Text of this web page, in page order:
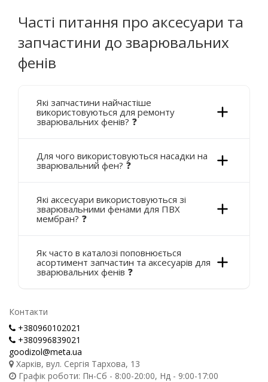
Часті питання про аксесуари та
запчастини до зварювальних
фенів
Які запчастини найчастіше
використовуються для ремонту
зварювальних фенів? ❓
Для чого використовуються насадки на
зварювальний фен? ❓
Які аксесуари використовуються зі
зварювальними фенами для ПВХ
мембран? ❓
Як часто в каталозі поповнюється
асортимент запчастин та аксесуарів для
зварювальних фенів ❓
Контакти
+380960102021
+380996839021
goodizol@meta.ua
Харків, вул. Сергія Тархова, 13
Графік роботи: Пн-Сб - 8:00-20:00, Нд - 9:00-17:00